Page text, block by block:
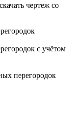
чертеж со
с учётом
перегородок